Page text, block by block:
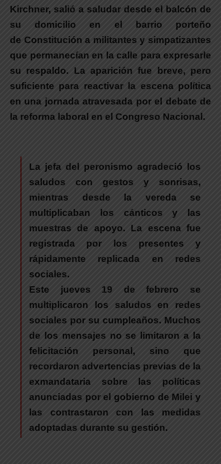
Kirchner, salió a saludar desde el balcón de
su domicilio en el barrio porteño
de Constitución a militantes y simpatizantes
que permanecían en la calle para expresarle
su respaldo. La aparición fue breve, pero
suficiente para reactivar la escena política
en una jornada atravesada por el debate de
la reforma laboral en el Congreso Nacional.
La jefa del peronismo agradeció los
saludos con gestos y sonrisas,
mientras desde la vereda se
multiplicaban los cánticos y las
muestras de apoyo. La escena fue
registrada por los presentes y
rápidamente replicada en redes
sociales.
Este jueves 19 de febrero se
multiplicaron los saludos en redes
sociales por su cumpleaños. Muchos
de los mensajes no se limitaron a la
felicitación personal, sino que
recordaron advertencias previas de la
exmandataria sobre las políticas
anunciadas por el gobierno de Milei y
las contrastaron con las medidas
adoptadas durante su gestión.